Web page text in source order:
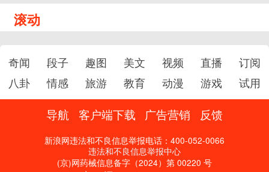
滚动
奇闻 段子 趣图 美文 视频 直播
订阅
八卦
情感 旅游 教育 动漫 游戏 试用
导航 客户端下载 广告营销 反馈
新浪网违法和不良信息举报电话：400-052-0066
违法和不良信息举报中心
(京)网药械信息备字（2024）第 00220 号